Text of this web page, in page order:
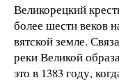
Великорецкий
более шести веков
вятской земле.
реки Великой
это в 1383 году,